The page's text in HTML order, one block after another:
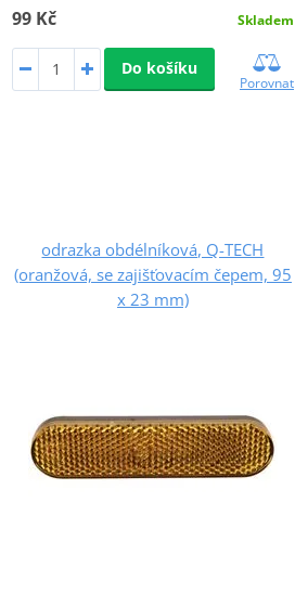
99 Kč Skladem
Do košíku
Porovnat
odrazka obdélníková, Q-TECH
(oranžová, se zajišťovacím čepem, 95
x 23 mm)